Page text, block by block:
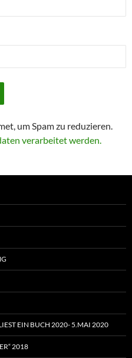
um Spam zu reduzieren.
verarbeitet werden.
EIN BUCH 2020- 5.MAI 2020
2018